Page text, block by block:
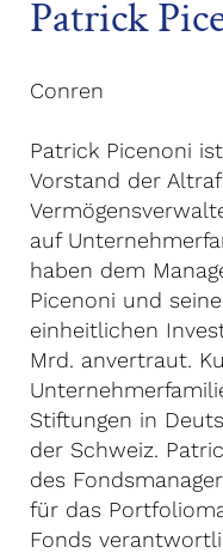
Patrick
Conren
Patrick Picenoni
Vorstand der
auf
haben dem
Picenoni und
einheitlichen
Mrd. anvertraut.
Stiftungen in
der Schweiz.
des
für das
Fonds